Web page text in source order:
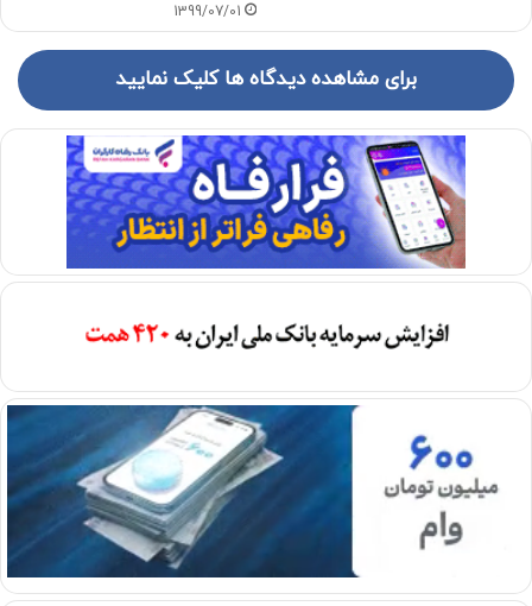
1399/07/01
برای مشاهده دیدگاه ها کلیک نمایید